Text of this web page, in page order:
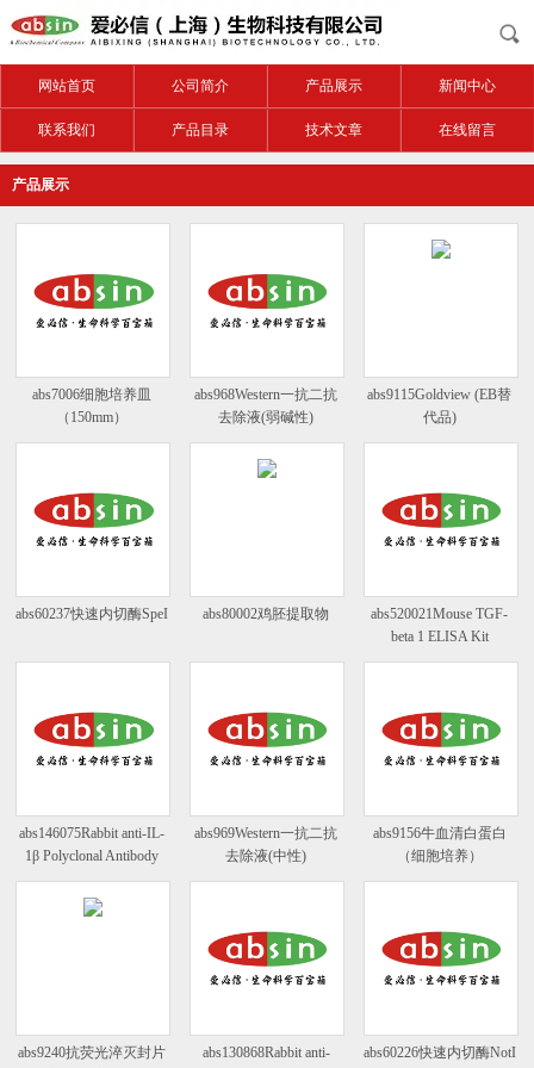
网站首页 公司简介 产品展示 新闻中心
联系我们 产品目录 技术文章 在线留言
产品展示
abs7006细胞培养皿
（150mm）
abs968Western一抗二抗
去除液(弱碱性)
abs9115Goldview (EB替
代品)
abs60237快速内切酶SpeI abs80002鸡胚提取物
abs520021Mouse TGF-
beta 1 ELISA Kit
abs146075Rabbit anti-IL-
1β Polyclonal Antibody
abs969Western一抗二抗
去除液(中性)
abs9156牛血清白蛋白
（细胞培养）
abs9240抗荧光淬灭封片
abs130868Rabbit anti-
abs60226快速内切酶NotI